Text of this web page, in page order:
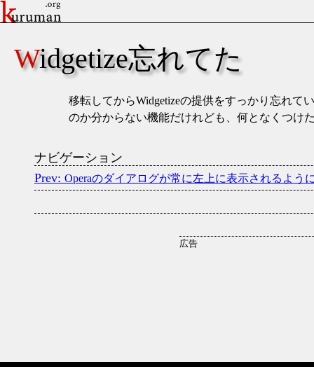
Widgetize忘れてた
移転してからWidgetizeの提供をすっかり忘れて
のか分からない機能だけれども、何となくつけ
ナビゲーション
Operaのダイアログが常に左上に表示されるよう